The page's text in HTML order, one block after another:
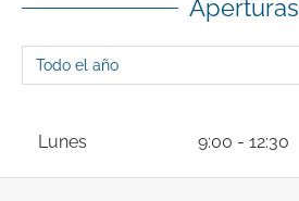
Aperturas
Lunes 9:00 - 12:30